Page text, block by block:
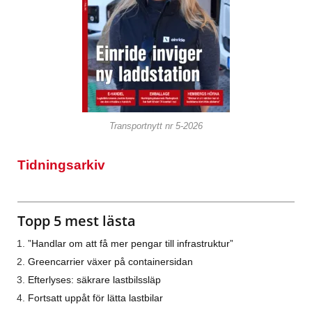
Transportnytt nr 5-2026
Tidningsarkiv
Topp 5 mest lästa
”Handlar om att få mer pengar till infrastruktur”
Greencarrier växer på containersidan
Efterlyses: säkrare lastbilssläp
Fortsatt uppåt för lätta lastbilar